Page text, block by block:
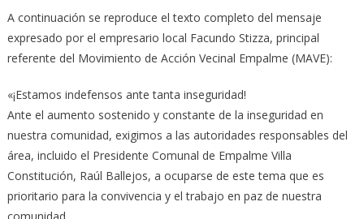
A continuación se reproduce el texto completo del mensaje
expresado por el empresario local Facundo Stizza, principal
referente del Movimiento de Acción Vecinal Empalme (MAVE):
«¡Estamos indefensos ante tanta inseguridad!
Ante el aumento sostenido y constante de la inseguridad en
nuestra comunidad, exigimos a las autoridades responsables del
área, incluido el Presidente Comunal de Empalme Villa
Constitución, Raúl Ballejos, a ocuparse de este tema que es
prioritario para la convivencia y el trabajo en paz de nuestra